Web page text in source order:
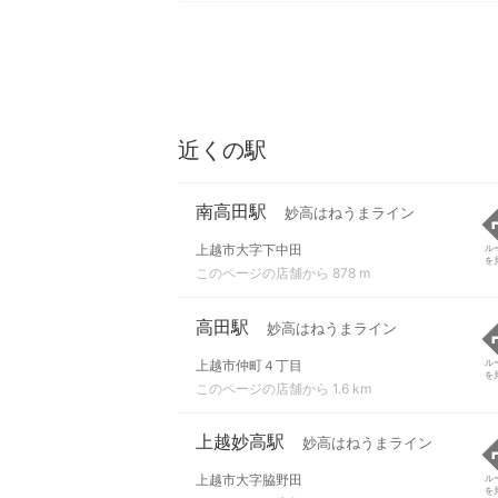
近くの駅
南高田駅 妙高はねうまライン
上越市大字下中田
このページの店舗から 878 m
ル
を
高田駅 妙高はねうまライン
上越市仲町４丁目
このページの店舗から 1.6 km
ル
を
上越妙高駅 妙高はねうまライン
上越市大字脇野田
ル
を